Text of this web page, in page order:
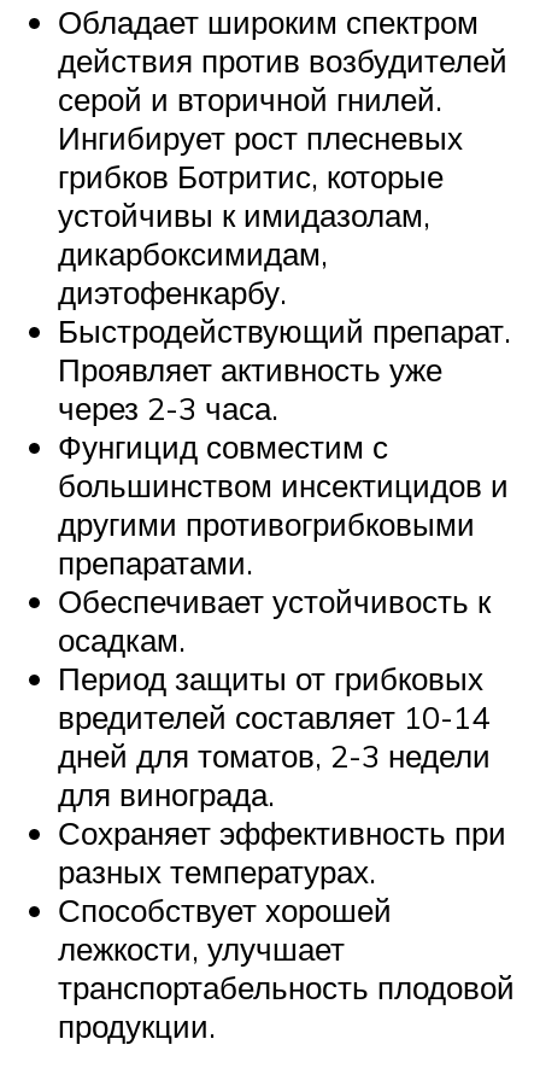
Обладает широким спектром
действия против возбудителей
серой и вторичной гнилей.
Ингибирует рост плесневых
грибков Ботритис, которые
устойчивы к имидазолам,
дикарбоксимидам,
диэтофенкарбу.
Быстродействующий препарат.
Проявляет активность уже
через 2-3 часа.
Фунгицид совместим с
большинством инсектицидов и
другими противогрибковыми
препаратами.
Обеспечивает устойчивость к
осадкам.
Период защиты от грибковых
вредителей составляет 10-14
дней для томатов, 2-3 недели
для винограда.
Сохраняет эффективность при
разных температурах.
Способствует хорошей
лежкости, улучшает
транспортабельность плодовой
продукции.